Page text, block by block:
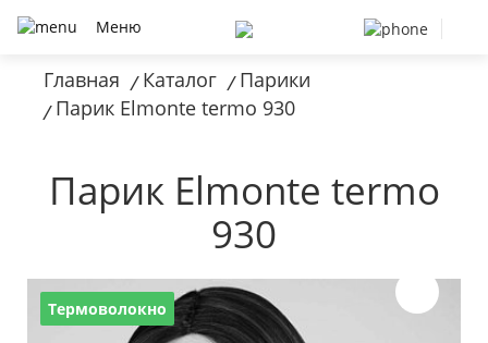
Меню
Главная / Каталог / Парики
/ Парик Elmonte termo 930
Парик Elmonte termo
930
Термоволокно